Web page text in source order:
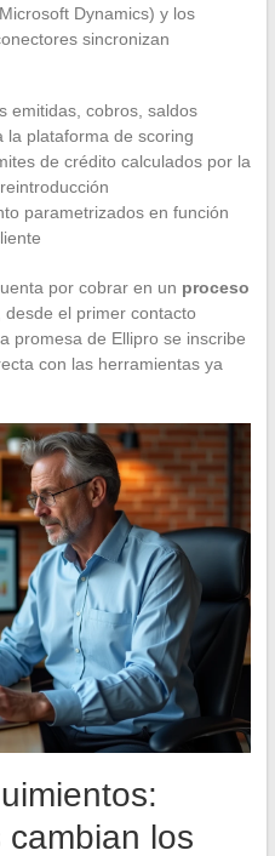
Dynamics) y los
sincronizan
emitidas, cobros, saldos
la plataforma de scoring
de crédito calculados por la
parametrizados en función
por cobrar en un proceso
, desde el primer contacto
promesa de Ellipro se inscribe
con las herramientas ya
los